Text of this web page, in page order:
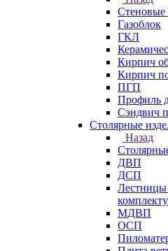
Стеновые
Газоблок
ГКЛ
Кирпич
Кирпич
ПГП
Профиль
Сэндвич
Столярные
Назад
ДВП
ДСП
Лестницы
МДВП
ОСП